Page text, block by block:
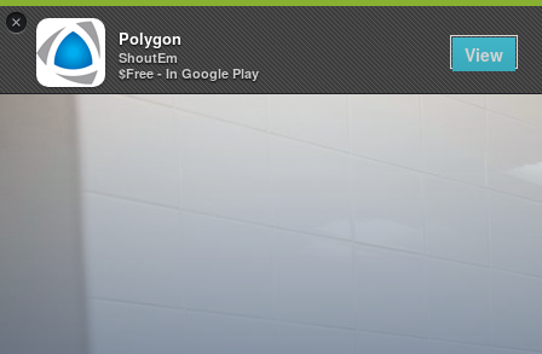
×
Polygon
ShoutEm
$Free - In Google Play
View